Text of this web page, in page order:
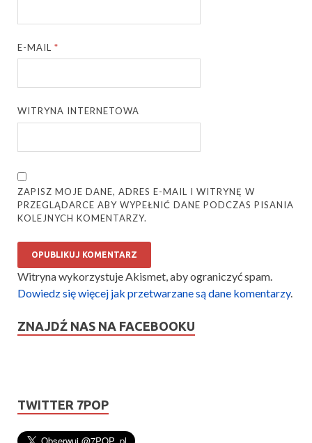
E-MAIL*
WITRYNA INTERNETOWA
ZAPISZ MOJE DANE, ADRES E-MAIL I WITRYNĘ W
PRZEGLĄDARCE ABY WYPEŁNIĆ DANE PODCZAS PISANIA
KOLEJNYCH KOMENTARZY.
Witryna wykorzystuje Akismet, aby ograniczyć spam.
Dowiedz się więcej jak przetwarzane są dane komentarzy.
ZNAJDŹ NAS NA FACEBOOKU
TWITTER 7POP